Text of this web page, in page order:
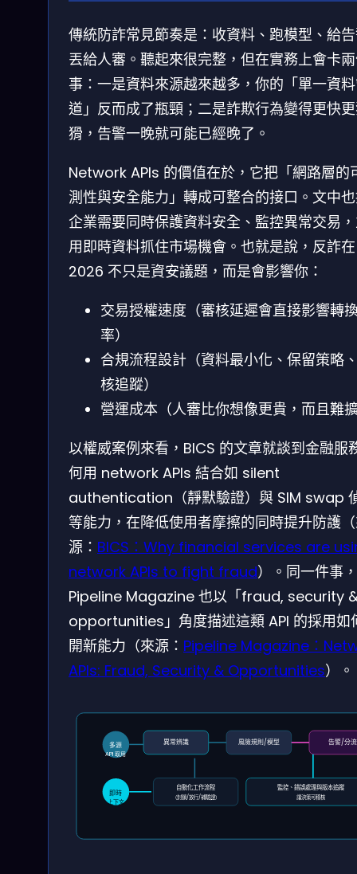
傳統防詐常見節奏是：收資料、跑模型、給
丟給人審。聽起來很完整，但在實務上會卡
事：一是資料來源越來越多，你的「單一資
道」反而成了瓶頸；二是詐欺行為變得更快
猾，告警一晚就可能已經晚了。
Network APIs 的價值在於，它把「網路層的
測性與安全能力」轉成可整合的接口。文中
企業需要同時保護資料安全、監控異常交易
用即時資料抓住市場機會。也就是說，反詐在
2026 不只是資安議題，而是會影響你：
交易授權速度（審核延遲會直接影響轉
率）
合規流程設計（資料最小化、保留策略
核追蹤）
營運成本（人審比你想像更貴，而且難
以權威案例來看，BICS 的文章就談到金融服
何用 network APIs 結合如 silent
authentication（靜默驗證）與 SIM swap
等能力，在降低使用者摩擦的同時提升防護
源： BICS：Why financial services are
network APIs to fight fraud）。同一件事
Pipeline Magazine 也以「fraud, security
opportunities」角度描述這類 API 的採用如
開新能力（來源： Pipeline Magazine：
APIs: Fraud, Security & Opportunities）。
多源
API 取用
即時
上下文
異常辨識 風險規則/模型 告警/分流
自動化工作流程
（封鎖/放行/補驗證）
監控、錯誤處理與版本追蹤
讓決策可稽核